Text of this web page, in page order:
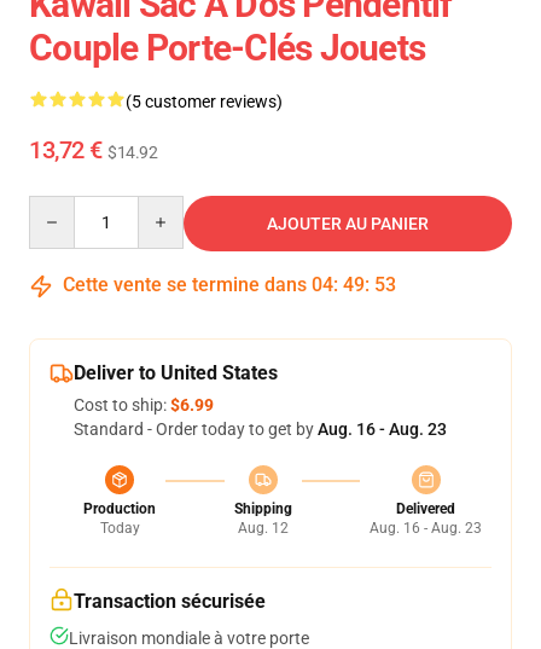
Couple Porte-Clés Jouets
(5 customer reviews)
13,72 € $14.92
AJOUTER AU PANIER
Cette vente se termine dans 04: 49: 51
Deliver to United States
Cost to ship:$6.99
Standard - Order today to get byAug. 16 - Aug. 23
Production
Today
Shipping
Aug. 12
Delivered
Aug. 16 - Aug. 23
Transaction sécurisée
Livraison mondiale à votre porte